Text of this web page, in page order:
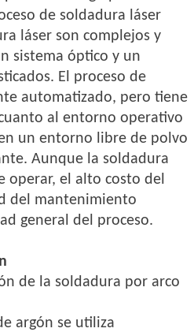
de soldadura láser
láser son complejos y
sistema óptico y un
El proceso de
automatizado, pero tiene
al entorno operativo
un entorno libre de polvo
Aunque la soldadura
operar, el alto costo del
del mantenimiento
general del proceso.
de la soldadura por arco
argón se utiliza